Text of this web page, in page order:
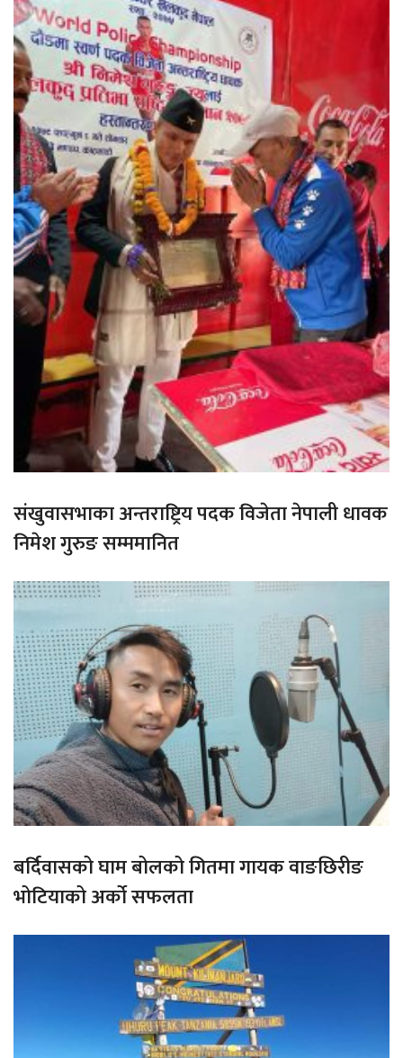
संखुवासभाका अन्तराष्ट्रिय पदक विजेता नेपाली धावक
निमेश गुरुङ सम्ममानित
बर्दिवासको घाम बोलको गितमा गायक वाङछिरीङ
भोटियाको अर्को सफलता